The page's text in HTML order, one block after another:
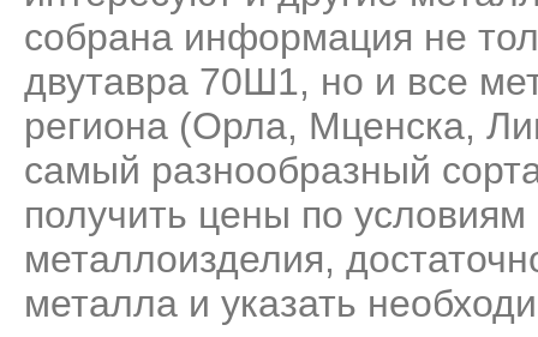
собрана информация не
двутавра 70Ш1, но и все
региона (Орла, Мценска,
самый разнообразный
получить цены по условиям
металлоизделия,
металла и указать